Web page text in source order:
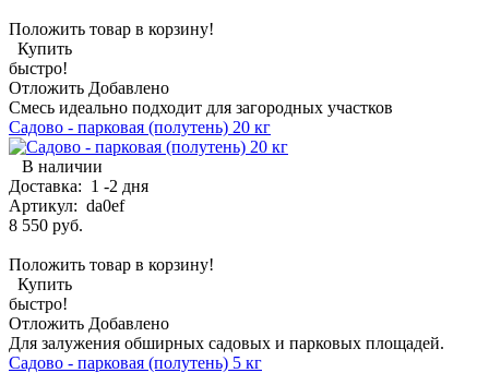
Положить товар в корзину!
Купить
быстро!
Отложить Добавлено
Смесь идеально подходит для загородных участков
Садово - парковая (полутень) 20 кг
В наличии
Доставка: 1 -2 дня
Артикул: da0ef
8 550 руб.
Положить товар в корзину!
Купить
быстро!
Отложить Добавлено
Для залужения обширных садовых и парковых площадей.
Садово - парковая (полутень) 5 кг